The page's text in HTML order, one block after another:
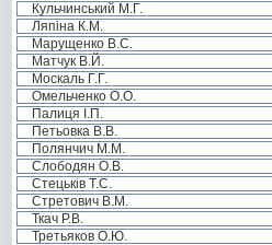
Кульчинський М.Г.
Ляпіна К.М.
Марущенко В.С.
Матчук В.Й.
Москаль Г.Г.
Омельченко О.О.
Палиця І.П.
Петьовка В.В.
Полянчич М.М.
Слободян О.В.
Стецьків Т.С.
Стретович В.М.
Ткач Р.В.
Третьяков О.Ю.